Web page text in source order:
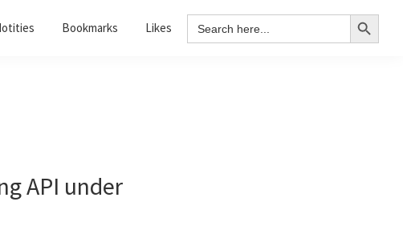
Bookmarks Likes Search
for:
Search Button
API under